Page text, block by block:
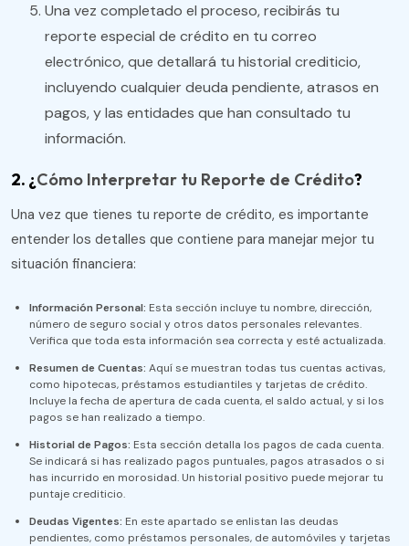
Una vez completado el proceso, recibirás tu
reporte especial de crédito en tu correo
electrónico, que detallará tu historial crediticio,
incluyendo cualquier deuda pendiente, atrasos en
pagos, y las entidades que han consultado tu
información​.
2. ¿Cómo Interpretar tu Reporte de Crédito?
Una vez que tienes tu reporte de crédito, es importante
entender los detalles que contiene para manejar mejor tu
situación financiera:
Información Personal: Esta sección incluye tu nombre, dirección,
número de seguro social y otros datos personales relevantes.
Verifica que toda esta información sea correcta y esté actualizada.
Resumen de Cuentas: Aquí se muestran todas tus cuentas activas,
como hipotecas, préstamos estudiantiles y tarjetas de crédito.
Incluye la fecha de apertura de cada cuenta, el saldo actual, y si los
pagos se han realizado a tiempo.
Historial de Pagos: Esta sección detalla los pagos de cada cuenta.
Se indicará si has realizado pagos puntuales, pagos atrasados o si
has incurrido en morosidad. Un historial positivo puede mejorar tu
puntaje crediticio.
Deudas Vigentes: En este apartado se enlistan las deudas
pendientes, como préstamos personales, de automóviles y tarjetas